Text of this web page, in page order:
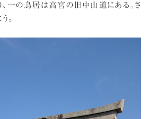
一の鳥居は高宮の旧中山道にある。さ
。